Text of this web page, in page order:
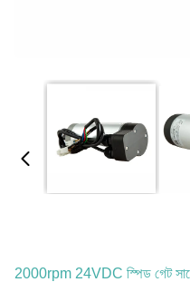
2000rpm 24VDC স্পিড গেট